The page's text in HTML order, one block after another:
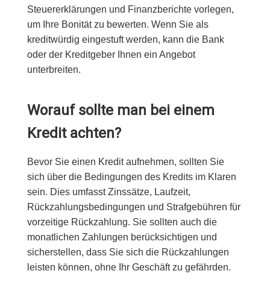
Steuererklärungen und Finanzberichte vorlegen,
um Ihre Bonität zu bewerten. Wenn Sie als
kreditwürdig eingestuft werden, kann die Bank
oder der Kreditgeber Ihnen ein Angebot
unterbreiten.
Worauf sollte man bei einem
Kredit achten?
Bevor Sie einen Kredit aufnehmen, sollten Sie
sich über die Bedingungen des Kredits im Klaren
sein. Dies umfasst Zinssätze, Laufzeit,
Rückzahlungsbedingungen und Strafgebühren für
vorzeitige Rückzahlung. Sie sollten auch die
monatlichen Zahlungen berücksichtigen und
sicherstellen, dass Sie sich die Rückzahlungen
leisten können, ohne Ihr Geschäft zu gefährden.